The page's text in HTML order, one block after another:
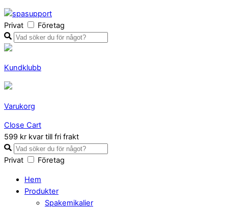
Privat Företag
Kundklubb
Varukorg
Close Cart
599 kr kvar till fri frakt
Privat Företag
Hem
Produkter
Spakemikalier